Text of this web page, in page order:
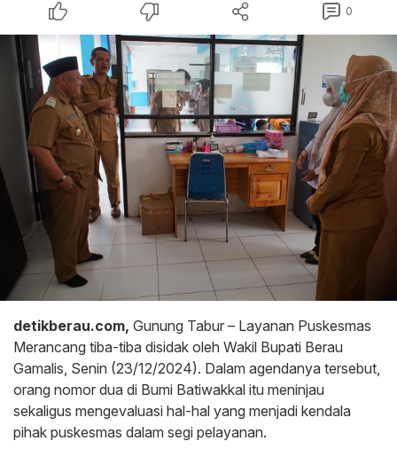
0
detikberau.com, Gunung Tabur – Layanan Puskesmas
Merancang tiba-tiba disidak oleh Wakil Bupati Berau
Gamalis, Senin (23/12/2024). Dalam agendanya tersebut,
orang nomor dua di Bumi Batiwakkal itu meninjau
sekaligus mengevaluasi hal-hal yang menjadi kendala
pihak puskesmas dalam segi pelayanan.